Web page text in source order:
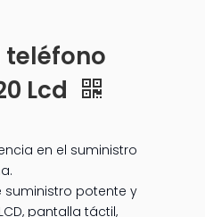
teléfono
Lcd
en el suministro
suministro potente y
pantalla táctil,